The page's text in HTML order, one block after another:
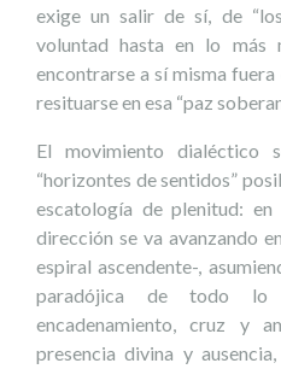
exige un salir de sí, de
voluntad hasta en lo más
encontrarse a sí misma
resituarse en esa “paz
El movimiento dialéctico
“horizontes de sentidos”
escatología de plenitud:
dirección se va avanzando
espiral ascendente-,
paradójica de todo
encadenamiento, cruz y
presencia divina y